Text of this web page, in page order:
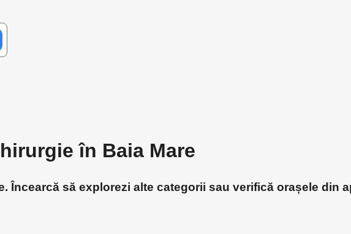
în Baia Mare
Încearcă să explorezi alte categorii sau verifică orașele din